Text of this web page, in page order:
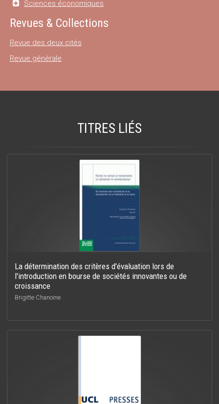
Sciences économiques
Revues & Collections
Revue des deux cités
Revue générale
TITRES LIÉS
La détermination des critères d'évaluation lors de
l'introduction en bourse de sociétés innovantes ou de
croissance
Brigitte Chanoine